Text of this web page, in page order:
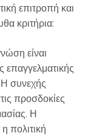
επιτροπή και
κριτήρια:
είναι
επαγγελματικής
συνεχής
προσδοκίες
Η
πολιτική